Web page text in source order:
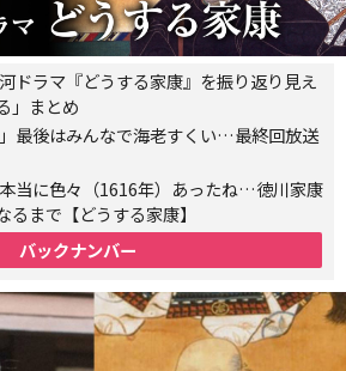
ドラマ『どうする家康』を振り返り見え
」まとめ
」最後はみんなで海老すくい…最終回放送
本当に色々（1616年）あったね…徳川家康
まで【どうする家康】
バックナンバー